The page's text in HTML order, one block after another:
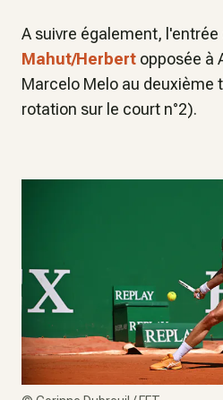
A suivre également, l'entrée
Mahut/Herbert opposée à
Marcelo Melo au deuxième
rotation sur le court n°2).